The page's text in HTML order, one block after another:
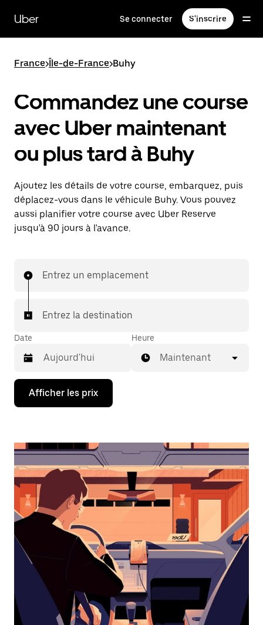
contenu
principal
Uber Se connecter S'inscrire
France>Île-de-France>Buhy
Commandez une course
avec Uber maintenant
ou plus tard à Buhy
Ajoutez les détails de votre course, embarquez, puis
déplacez-vous dans le véhicule Buhy. Vous pouvez
aussi planifier votre course avec Uber Reserve
jusqu'à 90 jours à l'avance.
Entrez un emplacement
Entrez la destination
Date
Appuyez
la
bas
interagir
avec
calendrier
et
sélectionner
une
date.
Appuyez
d'échappement
pour
fermer
Heure
Maintenant
Afficher les prix